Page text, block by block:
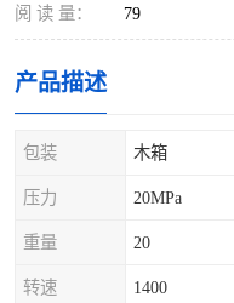
阅 读 量： 79
产品描述
包装 木箱
压力 20MPa
重量 20
转速 1400